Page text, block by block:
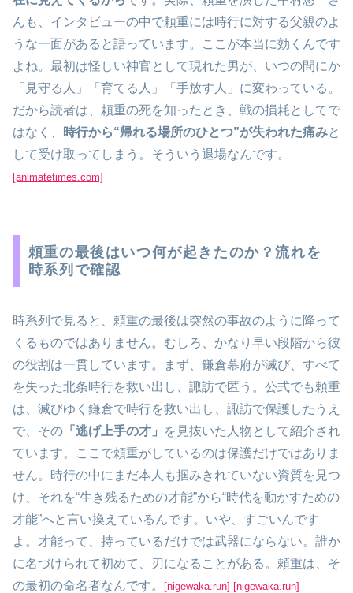
んも、インタビューの中で頼重には時行に対する父親のよ
うな一面があると語っています。ここが本当に効くんです
よね。最初は怪しい神官として現れた男が、いつの間にか
「見守る人」「育てる人」「手放す人」に変わっている。
だから読者は、頼重の死を知ったとき、戦の損耗としてで
はなく、
時行から“帰れる場所のひとつ”が失われた痛みと
して受け取ってしまう。そういう退場なんです。
[animatetimes.com]
頼重の最後はいつ何が起きたのか？流れを
時系列で確認
時系列で見ると、頼重の最後は突然の事故のように降って
くるものではありません。むしろ、かなり早い段階から彼
の役割は一貫しています。まず、鎌倉幕府が滅び、すべて
を失った北条時行を救い出し、諏訪で匿う。公式でも頼重
は、滅びゆく鎌倉で時行を救い出し、諏訪で保護したうえ
で、その 「逃げ上手の才」
を見抜いた人物として紹介され
ています。ここで頼重がしているのは保護だけではありま
せん。時行の中にまだ本人も掴みきれていない資質を見つ
け、それを“生き残るための才能”から“時代を動かすための
才能”へと言い換えているんです。いや、すごいんです
よ。才能って、持っているだけでは武器にならない。誰か
に名づけられて初めて、刃になることがある。頼重は、そ
の最初の命名者なんです。
[nigewaka.run] [nigewaka.run]